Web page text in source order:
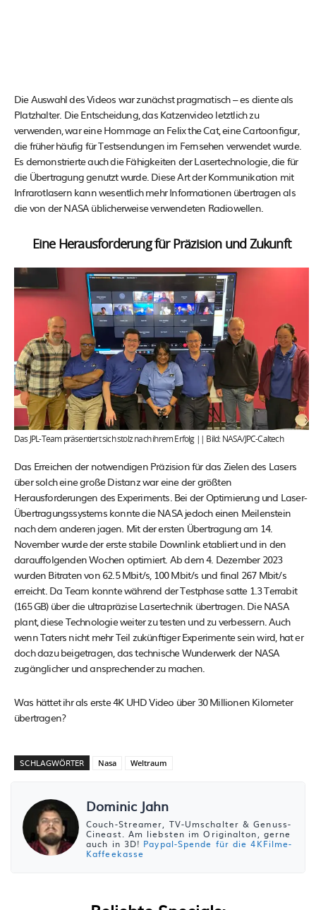
Die Auswahl des Videos war zunächst pragmatisch – es diente als
Platzhalter. Die Entscheidung, das Katzenvideo letztlich zu
verwenden, war eine Hommage an Felix the Cat, eine Cartoonfigur,
die früher häufig für Testsendungen im Fernsehen verwendet wurde.
Es demonstrierte auch die Fähigkeiten der Lasertechnologie, die für
die Übertragung genutzt wurde​​. Diese Art der Kommunikation mit
Infrarotlasern kann wesentlich mehr Informationen übertragen als
die von der NASA üblicherweise verwendeten Radiowellen.
Eine Herausforderung für Präzision und Zukunft
Das JPL-Team präsentiert sich stolz nach ihrem Erfolg || Bild: NASA/JPC-Caltech
Das Erreichen der notwendigen Präzision für das Zielen des Lasers
über solch eine große Distanz war eine der größten
Herausforderungen des Experiments. Bei der Optimierung und Laser-
Übertragungssystems konnte die NASA jedoch einen Meilenstein
nach dem anderen jagen. Mit der ersten Übertragung am 14.
November wurde der erste stabile Downlink etabliert und in den
darauffolgenden Wochen optimiert. Ab dem 4. Dezember 2023
wurden Bitraten von 62.5 Mbit/s, 100 Mbit/s und final 267 Mbit/s
erreicht. Da Team konnte während der Testphase satte 1.3 Terrabit
(165 GB) über die ultrapräzise Lasertechnik übertragen. Die NASA
plant, diese Technologie weiter zu testen und zu verbessern. Auch
wenn Taters nicht mehr Teil zukünftiger Experimente sein wird, hat er
doch dazu beigetragen, das technische Wunderwerk der NASA
zugänglicher und ansprechender zu machen​​.
Was hättet ihr als erste 4K UHD Video über 30 Millionen Kilometer
übertragen?
SCHLAGWÖRTER Nasa Weltraum
Dominic Jahn
Couch-Streamer, TV-Umschalter & Genuss-
Cineast. Am liebsten im Originalton, gerne
auch in 3D! Paypal-Spende für die 4KFilme-
Kaffeekasse